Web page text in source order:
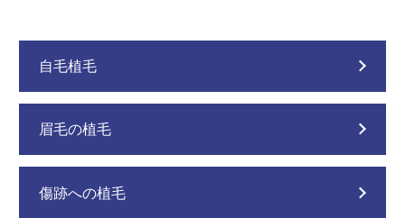
自毛植毛
眉毛の植毛
傷跡への植毛